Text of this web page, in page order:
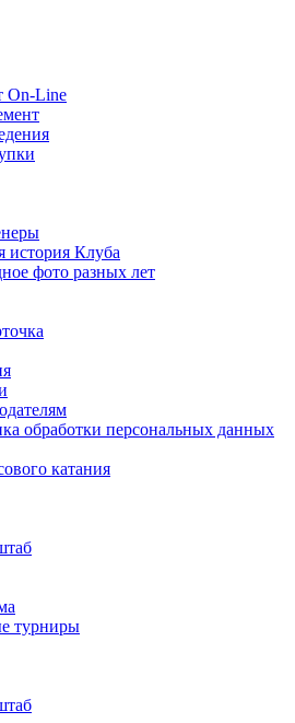
On-Line
история Клуба
фото разных лет
обработки персональных данных
катания
турниры